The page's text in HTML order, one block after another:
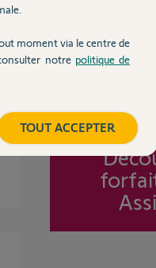
moment via le centre de
notre politique de
TOUT ACCEPTER